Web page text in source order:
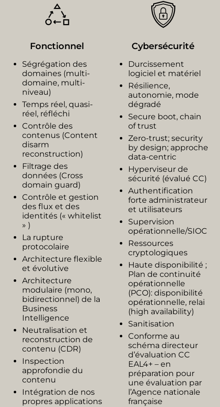
Fonctionnel
Ségrégation des
domaines (multi-
domaine, multi-
niveau)​​
Temps réel, quasi-
réel, réfléchi​​
Contrôle des
contenus (Content
disarm
reconstruction) ​
Filtrage des
données ​(Cross
domain guard)
Contrôle et gestion
des flux et des
identités (« whitelist
» )​​
La rupture
protocolaire​​
Architecture flexible
et évolutive​​
Architecture
modulaire (mono,
bidirectionnel) de la
Business
Intelligence ​
Neutralisation et
reconstruction de
contenu (CDR)
Inspection
approfondie du
contenu
Intégration de nos
propres applications
Cybersécurité
Durcissement
logiciel et matériel​
Résilience,
autonomie, mode
dégradé
Secure boot, chain
of trust​​
Zero-trust; security
by design; approche
data-centric​​
Hyperviseur de
sécurité (évalué CC)​​
Authentification
forte administrateur
et utilisateurs​
Supervision
opérationnelle/SIOC​
Ressources
cryptologiques​​
Haute disponibilité ;
Plan de continuité
opérationnelle
(PCO): disponibilité
opérationnelle, relai
(high availability)​​
Sanitisation
Conforme au
schéma directeur
d’évaluation CC
EAL4+ – en
préparation pour
une évaluation par
l’Agence nationale
française